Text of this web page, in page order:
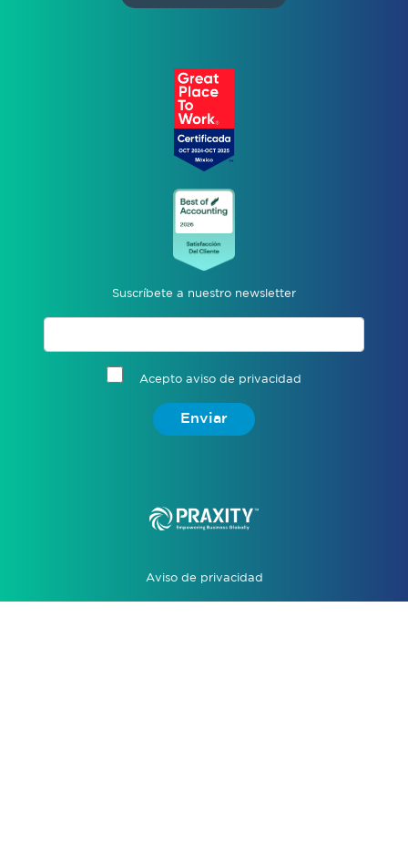
Suscríbete a nuestro newsletter
Acepto aviso de privacidad
Enviar
Aviso de privacidad